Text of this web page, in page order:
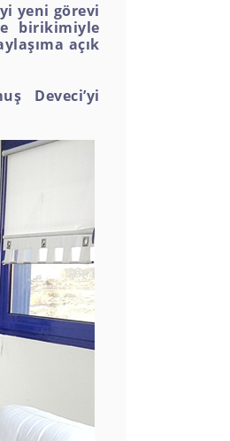
yeni görevi
birikimiyle
açık
Deveci’yi